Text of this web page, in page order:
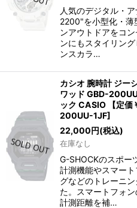
人気のデジタル・
2200"を小型化・薄
ンアウトドアをコ
ンにもスタイリン
ンスカラ…
カシオ 腕時計 ジー
ワッド GBD-
ック CASIO 【定
200UU-1JF]
22,000円(税込)
在庫なし
G-SHOCKのスポー
計測機能やスマー
グなどのトレーニ
た。スマートフォ
計測距離を補…